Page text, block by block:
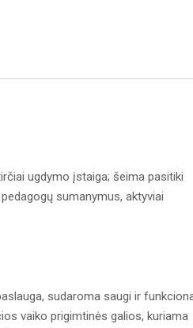
ugdymo įstaiga; šeima pasitiki
sumanymus, aktyviai
sudaroma saugi ir
vaiko prigimtinės galios, kuriama